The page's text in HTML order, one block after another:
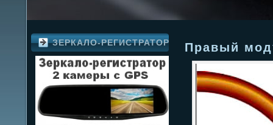
ЗЕРКАЛО-РЕГИСТРАТОР Правый